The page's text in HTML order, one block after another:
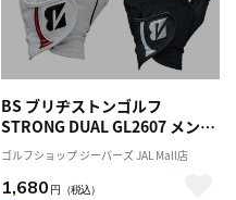
BS ブリヂストンゴルフ
STRONG DUAL GL2607 メンズ
左手用 ゴルフ グローブ
BRIDGESTONE GOLF 2026年
モデル 日本正規品
ゴルフショップ ジーパーズ JAL Mall店
1,680 円 （税込）